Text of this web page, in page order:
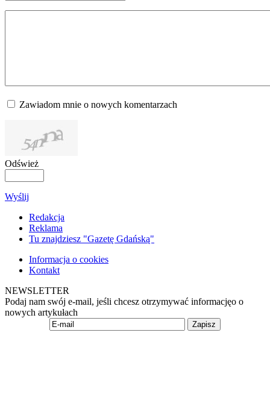
Zawiadom mnie o nowych komentarzach
Odśwież
Wyślij
Redakcja
Reklama
Tu znajdziesz "Gazetę Gdańską"
Informacja o cookies
Kontakt
NEWSLETTER
Podaj nam swój e-mail, jeśli chcesz otrzymywać informacjęo o
nowych artykułach
Zapisz